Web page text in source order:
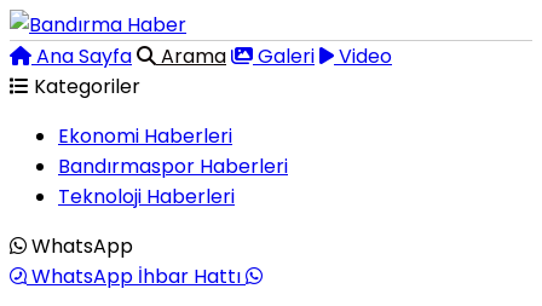
Ana Sayfa Arama Galeri
Video
Kategoriler
Ekonomi Haberleri
Bandırmaspor Haberleri
Teknoloji Haberleri
WhatsApp
WhatsApp İhbar Hattı